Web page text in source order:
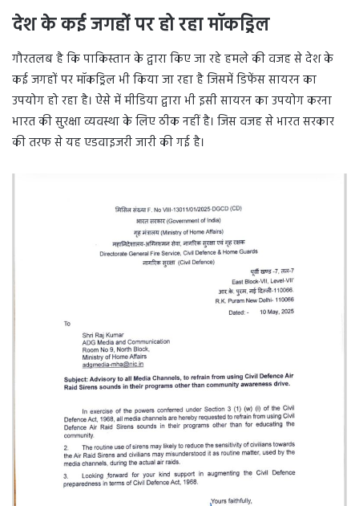
देश के कई जगहों पर हो रहा मॉकड्रिल
गौरतलब है कि पाकिस्तान के द्वारा किए जा रहे हमले की वजह से देश के
कई जगहों पर मॉकड्रिल भी किया जा रहा है जिसमें डिफेंस सायरन का
उपयोग हो रहा है। ऐसे में मीडिया द्वारा भी इसी सायरन का उपयोग करना
भारत की सुरक्षा व्यवस्था के लिए ठीक नहीं है। जिस वजह से भारत सरकार
की तरफ से यह एडवाइजरी जारी की गई है।